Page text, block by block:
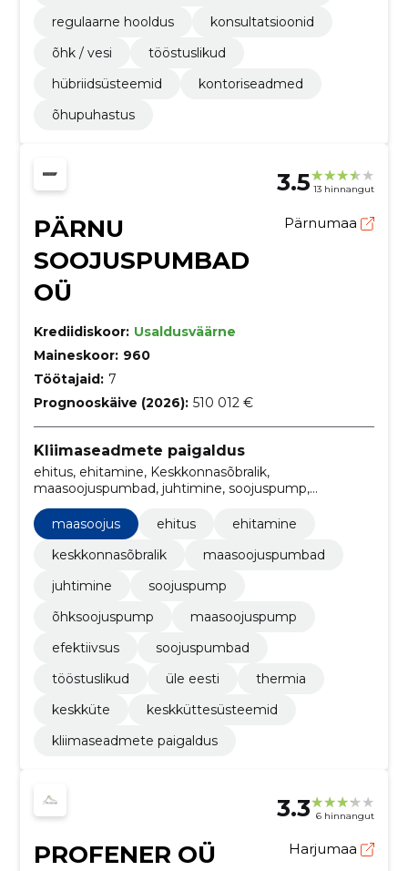
regulaarne hooldus
konsultatsioonid
õhk / vesi
tööstuslikud
hübriidsüsteemid
kontoriseadmed
õhupuhastus
3.5 13 hinnangut
PÄRNU
SOOJUSPUMBAD
OÜ
Pärnumaa
Krediidiskoor: Usaldusväärne
Maineskoor: 960
Töötajaid: 7
Prognooskäive (2026): 510 012 €
Kliimaseadmete paigaldus
ehitus, ehitamine, Keskkonnasõbralik,
maasoojuspumbad, juhtimine, soojuspump,
õhksoojuspump, maasoojuspump, efektiivsus,
soojuspumbad
maasoojus ehitus
ehitamine
keskkonnasõbralik
maasoojuspumbad
juhtimine
soojuspump
õhksoojuspump
maasoojuspump
efektiivsus
soojuspumbad
tööstuslikud
üle eesti
thermia
keskküte
keskküttesüsteemid
kliimaseadmete paigaldus
3.3 6 hinnangut
PROFENER OÜ Harjumaa